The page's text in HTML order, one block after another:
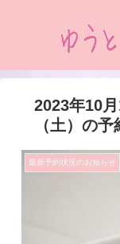
2023年10
（土）の
最新予約状況のお知らせ